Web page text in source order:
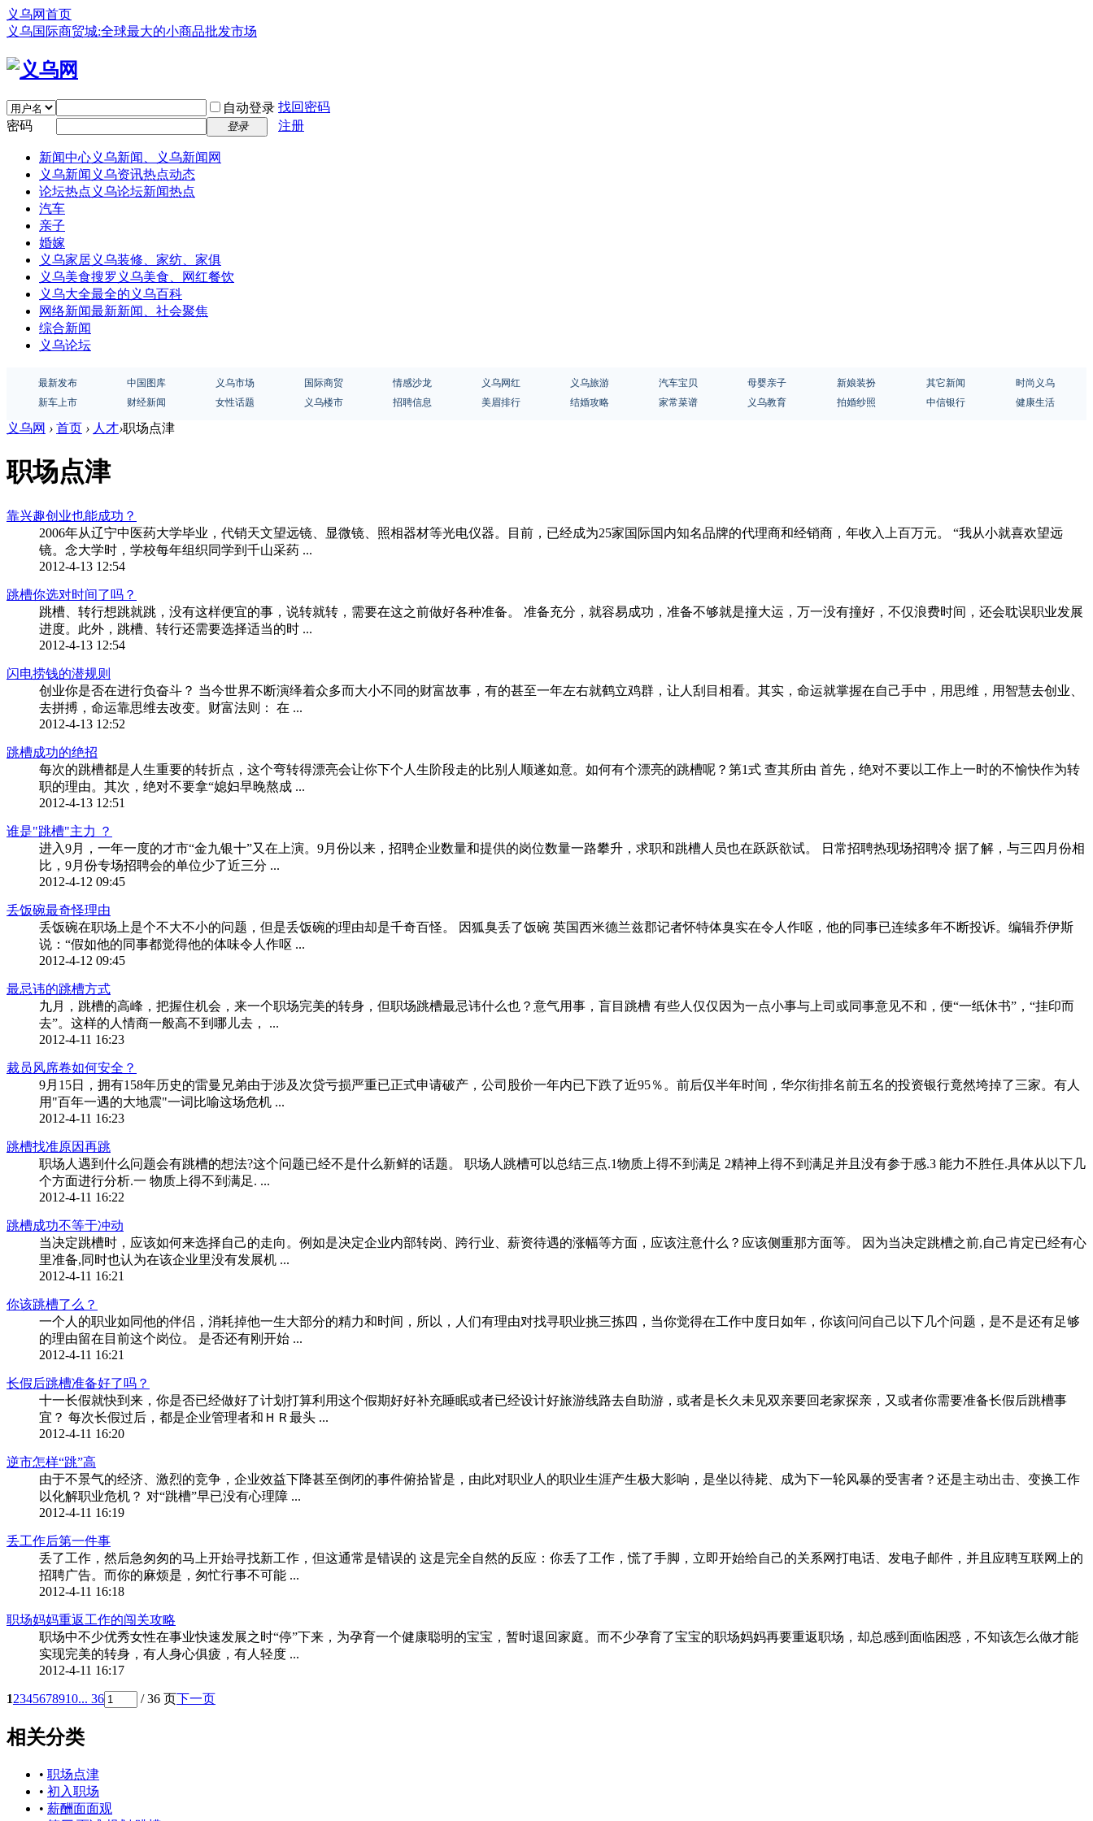
义乌网首页
义乌国际商贸城:全球最大的小商品批发市场
自动登录 找回密码
密码
登录 注册
新闻中心义乌新闻、义乌新闻网
义乌新闻 义乌资讯热点动态
论坛热点 义乌论坛新闻热点
汽车
亲子
婚嫁
义乌家居义乌装修、家纺、家俱
义乌美食搜罗义乌美食、网红餐饮
义乌大全最全的义乌百科
网络新闻最新新闻、社会聚焦
综合新闻
义乌论坛
最新发布 中国图库 义乌市场 国际商贸 情感沙龙 义乌网红 义乌旅游 汽车宝贝 母婴亲子 新娘装扮 其它新闻
时尚义乌
新车上市
财经新闻 女性话题 义乌楼市 招聘信息 美眉排行 结婚攻略 家常菜谱 义乌教育 拍婚纱照 中信银行 健康生活
义乌网 › 首页 › 人才›职场点津
职场点津
靠兴趣创业也能成功？
2006年从辽宁中医药大学毕业，代销天文望远镜、显微镜、照相器材等光电仪器。目前，已经成为25家国际国内知名品牌的代理商和经销商，年收入上百万元。 “我从小就喜欢望远
镜。念大学时，学校每年组织同学到千山采药 ...
2012-4-13 12:54
跳槽你选对时间了吗？
跳槽、转行想跳就跳，没有这样便宜的事，说转就转，需要在这之前做好各种准备。 准备充分，就容易成功，准备不够就是撞大运，万一没有撞好，不仅浪费时间，还会耽误职业发展
进度。此外，跳槽、转行还需要选择适当的时 ...
2012-4-13 12:54
闪电捞钱的潜规则
创业你是否在进行负奋斗？ 当今世界不断演绎着众多而大小不同的财富故事，有的甚至一年左右就鹤立鸡群，让人刮目相看。其实，命运就掌握在自己手中，用思维，用智慧去创业、
去拼搏，命运靠思维去改变。财富法则： 在 ...
2012-4-13 12:52
跳槽成功的绝招
每次的跳槽都是人生重要的转折点，这个弯转得漂亮会让你下个人生阶段走的比别人顺遂如意。如何有个漂亮的跳槽呢？第1式 查其所由 首先，绝对不要以工作上一时的不愉快作为转
职的理由。其次，绝对不要拿“媳妇早晚熬成 ...
2012-4-13 12:51
谁是"跳槽"主力 ？
进入9月，一年一度的才市“金九银十”又在上演。9月份以来，招聘企业数量和提供的岗位数量一路攀升，求职和跳槽人员也在跃跃欲试。 日常招聘热现场招聘冷 据了解，与三四月份相
比，9月份专场招聘会的单位少了近三分 ...
2012-4-12 09:45
丢饭碗最奇怪理由
丢饭碗在职场上是个不大不小的问题，但是丢饭碗的理由却是千奇百怪。 因狐臭丢了饭碗 英国西米德兰兹郡记者怀特体臭实在令人作呕，他的同事已连续多年不断投诉。编辑乔伊斯
说：“假如他的同事都觉得他的体味令人作呕 ...
2012-4-12 09:45
最忌讳的跳槽方式
九月，跳槽的高峰，把握住机会，来一个职场完美的转身，但职场跳槽最忌讳什么也？意气用事，盲目跳槽 有些人仅仅因为一点小事与上司或同事意见不和，便“一纸休书”，“挂印而
去”。这样的人情商一般高不到哪儿去， ...
2012-4-11 16:23
裁员风席卷如何安全？
9月15日，拥有158年历史的雷曼兄弟由于涉及次贷亏损严重已正式申请破产，公司股价一年内已下跌了近95％。前后仅半年时间，华尔街排名前五名的投资银行竟然垮掉了三家。有人
用"百年一遇的大地震"一词比喻这场危机 ...
2012-4-11 16:23
跳槽找准原因再跳
职场人遇到什么问题会有跳槽的想法?这个问题已经不是什么新鲜的话题。 职场人跳槽可以总结三点.1物质上得不到满足 2精神上得不到满足并且没有参于感.3 能力不胜任.具体从以下几
个方面进行分析.一 物质上得不到满足. ...
2012-4-11 16:22
跳槽成功不等于冲动
当决定跳槽时，应该如何来选择自己的走向。例如是决定企业内部转岗、跨行业、薪资待遇的涨幅等方面，应该注意什么？应该侧重那方面等。 因为当决定跳槽之前,自己肯定已经有心
里准备,同时也认为在该企业里没有发展机 ...
2012-4-11 16:21
你该跳槽了么？
一个人的职业如同他的伴侣，消耗掉他一生大部分的精力和时间，所以，人们有理由对找寻职业挑三拣四，当你觉得在工作中度日如年，你该问问自己以下几个问题，是不是还有足够
的理由留在目前这个岗位。 是否还有刚开始 ...
2012-4-11 16:21
长假后跳槽准备好了吗？
十一长假就快到来，你是否已经做好了计划打算利用这个假期好好补充睡眠或者已经设计好旅游线路去自助游，或者是长久未见双亲要回老家探亲，又或者你需要准备长假后跳槽事
宜？ 每次长假过后，都是企业管理者和ＨＲ最头 ...
2012-4-11 16:20
逆市怎样“跳”高
由于不景气的经济、激烈的竞争，企业效益下降甚至倒闭的事件俯拾皆是，由此对职业人的职业生涯产生极大影响，是坐以待毙、成为下一轮风暴的受害者？还是主动出击、变换工作
以化解职业危机？ 对“跳槽”早已没有心理障 ...
2012-4-11 16:19
丢工作后第一件事
丢了工作，然后急匆匆的马上开始寻找新工作，但这通常是错误的 这是完全自然的反应：你丢了工作，慌了手脚，立即开始给自己的关系网打电话、发电子邮件，并且应聘互联网上的
招聘广告。而你的麻烦是，匆忙行事不可能 ...
2012-4-11 16:18
职场妈妈重返工作的闯关攻略
职场中不少优秀女性在事业快速发展之时“停”下来，为孕育一个健康聪明的宝宝，暂时退回家庭。而不少孕育了宝宝的职场妈妈再要重返职场，却总感到面临困惑，不知该怎么做才能
实现完美的转身，有人身心俱疲，有人轻度 ...
2012-4-11 16:17
12345678910... 36 / 36 页下一页
相关分类
• 职场点津
• 初入职场
• 薪酬面面观